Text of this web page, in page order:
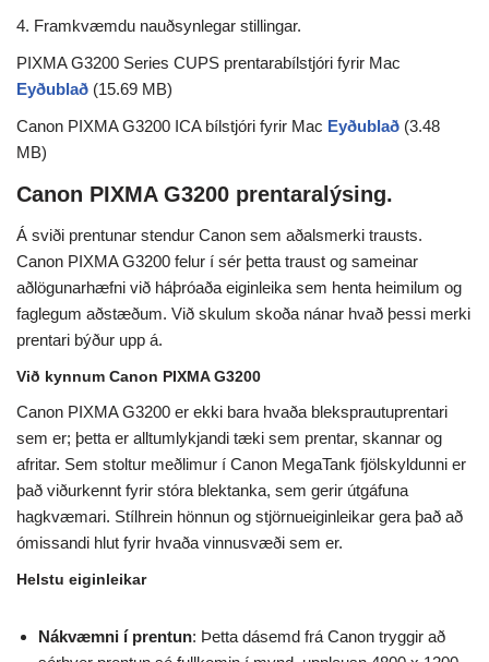
4. Framkvæmdu nauðsynlegar stillingar.
PIXMA G3200 Series CUPS prentarabílstjóri fyrir Mac
Eyðublað (15.69 MB)
Canon PIXMA G3200 ICA bílstjóri fyrir Mac Eyðublað (3.48
MB)
Canon PIXMA G3200 prentaralýsing.
Á sviði prentunar stendur Canon sem aðalsmerki trausts.
Canon PIXMA G3200 felur í sér þetta traust og sameinar
aðlögunarhæfni við háþróaða eiginleika sem henta heimilum og
faglegum aðstæðum. Við skulum skoða nánar hvað þessi merki
prentari býður upp á.
Við kynnum Canon PIXMA G3200
Canon PIXMA G3200 er ekki bara hvaða bleksprautuprentari
sem er; þetta er alltumlykjandi tæki sem prentar, skannar og
afritar. Sem stoltur meðlimur í Canon MegaTank fjölskyldunni er
það viðurkennt fyrir stóra blektanka, sem gerir útgáfuna
hagkvæmari. Stílhrein hönnun og stjörnueiginleikar gera það að
ómissandi hlut fyrir hvaða vinnusvæði sem er.
Helstu eiginleikar
Nákvæmni í prentun: Þetta dásemd frá Canon tryggir að